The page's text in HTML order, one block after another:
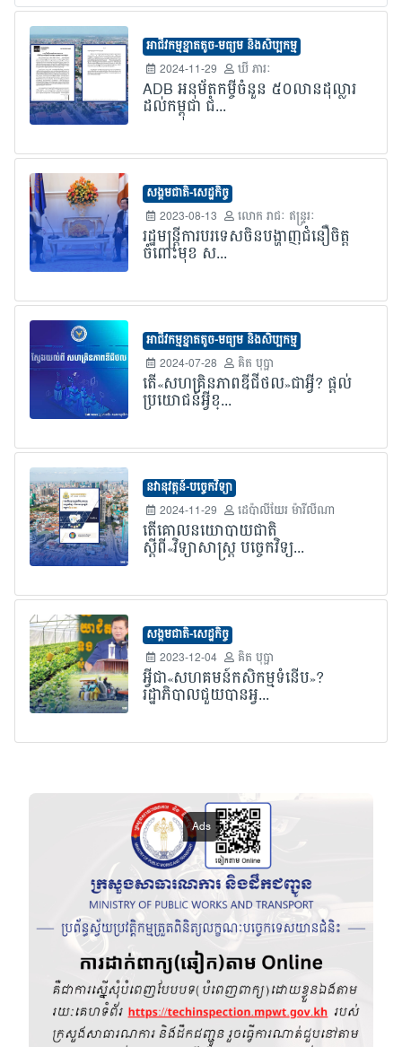
អាជីវកម្មខ្នាតតូច-មធ្យម និងសិប្បកម្ម
2024-11-29
ឃី ភារៈ
ADB អនុម័តកម្ចីចំនួន ៥០លានដុល្លារ
ដល់កម្ពុជា ជំ...
សង្គមជាតិ-សេដ្ឋកិច្ច
2023-08-13
លោក​ រាជៈ ឥន្រ្ទរៈ
រដ្ឋមន្រ្តីការបរទេសចិនបង្ហាញជំនឿចិត្ត
ចំពោះមុខ ស...
អាជីវកម្មខ្នាតតូច-មធ្យម និងសិប្បកម្ម
2024-07-28
គិត បុប្ផា
តើ«សហគ្រិនភាពឌីជីថល»ជាអ្វី? ផ្តល់
ប្រយោជន៍អ្វីខ្...
នវានុវត្តន៍-បច្ចេកវិទ្យា
2024-11-29
ដេប៉ាលីយែរ ម៉ារីលីណា
តើគោលនយោបាយជាតិ
ស្តីពី«វិទ្យាសាស្ត្រ បច្ចេកវិទ្យ...
សង្គមជាតិ-សេដ្ឋកិច្ច
2023-12-04
គិត បុប្ផា
អ្វីជា«សហគមន៍កសិកម្មទំនើប»?
រដ្ឋាភិបាលជួយបានអ្វ...